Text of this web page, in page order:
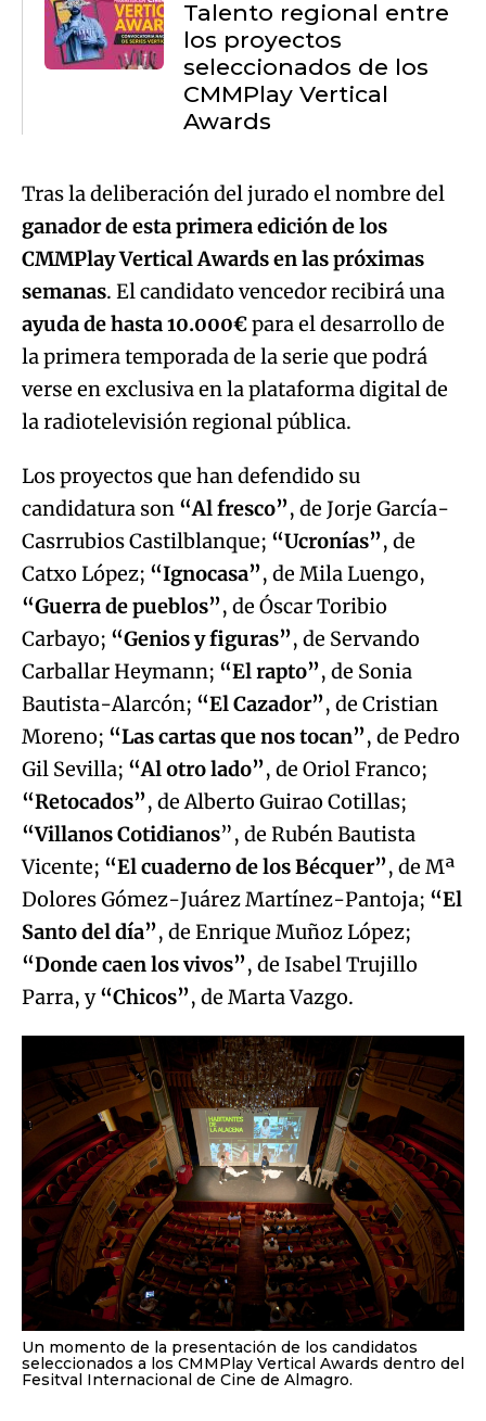
Talento regional entre
los proyectos
seleccionados de los
CMMPlay Vertical
Awards
Tras la deliberación del jurado el nombre del
ganador de esta primera edición de los
CMMPlay Vertical Awards en las próximas
semanas. El candidato vencedor recibirá una
ayuda de hasta 10.000€para el desarrollo de
la primera temporada de la serie que podrá
verse en exclusiva en la plataforma digital de
la radiotelevisión regional pública.
Los proyectos que han defendido su
candidatura son “Al fresco”, de Jorje García-
Casrrubios Castilblanque; “Ucronías”, de
Catxo López; “Ignocasa”, de Mila Luengo,
“Guerra de pueblos”, de Óscar Toribio
Carbayo; “Genios y figuras”, de Servando
Carballar Heymann; “El rapto”, de Sonia
Bautista-Alarcón; “El Cazador”, de Cristian
Moreno; “Las cartas que nos tocan”, de Pedro
Gil Sevilla; “Al otro lado”, de Oriol Franco;
“Retocados”, de Alberto Guirao Cotillas;
“Villanos Cotidianos”, de Rubén Bautista
Vicente; “El cuaderno de los Bécquer”, de Mª
Dolores Gómez-Juárez Martínez-Pantoja; “El
Santo del día”, de Enrique Muñoz López;
“Donde caen los vivos”, de Isabel Trujillo
Parra, y“Chicos”, de Marta Vazgo.
Un momento de la presentación de los candidatos
seleccionados a los CMMPlay Vertical Awards dentro del
Fesitval Internacional de Cine de Almagro.